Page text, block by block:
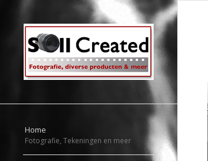
Home
Fotografie, Tekeningen en meer